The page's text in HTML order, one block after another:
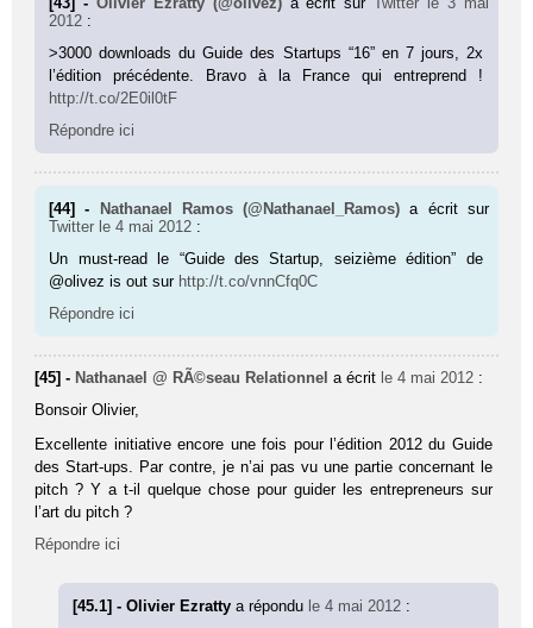
2012 :
>3000 downloads du Guide des Startups “16” en 7 jours, 2x
l’édition précédente. Bravo à la France qui entreprend !
http://t.co/2E0il0tF
Répondre ici
[44] - Nathanael Ramos (@Nathanael_Ramos) a écrit sur
Twitter le 4 mai 2012 :
Un must-read le “Guide des Startup, seizième édition” de
@olivez is out sur http://t.co/vnnCfq0C
Répondre ici
[45] - Nathanael @ RÃ©seau Relationnel a écrit le 4 mai 2012 :
Bonsoir Oli­vier,
Excellente initiative encore une fois pour l’édition 2012 du Guide
des Start-ups. Par contre, je n’ai pas vu une partie concernant le
pitch ? Y a t-il quelque chose pour guider les entrepreneurs sur
l’art du pitch ?
Répondre ici
[45.1] - Olivier Ezrattya répondu le 4 mai 2012 :